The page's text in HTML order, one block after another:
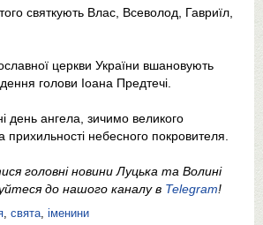
святкують Влас, Всеволод, Гавриїл,
церкви України вшановують
голови Іоана Предтечі.
день ангела, зичимо великого
прихильності небесного покровителя.
головні новини Луцька та Волині
до нашого каналу в Telegram!
свята іменини